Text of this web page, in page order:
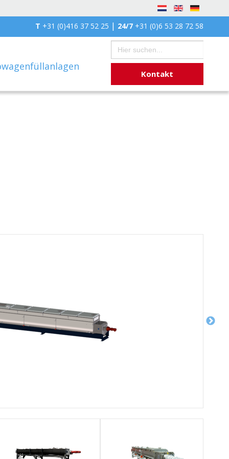
T +31 (0)416 37 52 25 | 24/7 +31 (0)6 53 28 72 58
Search
for:
Kontakt